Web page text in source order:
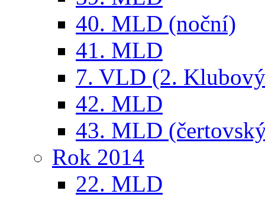
40. MLD (noční)
41. MLD
7. VLD (2.
42. MLD
43. MLD
Rok 2014
22. MLD